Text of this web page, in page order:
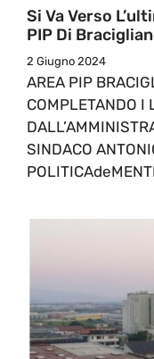
Si Va Verso
PIP Di
2 Giugno 2024
AREA PIP
COMPLETANDO I
SINDACO